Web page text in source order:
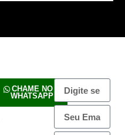
CHAME NO
WHATSAPP